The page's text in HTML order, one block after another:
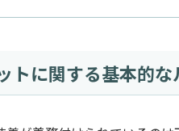
トに関する基本的な